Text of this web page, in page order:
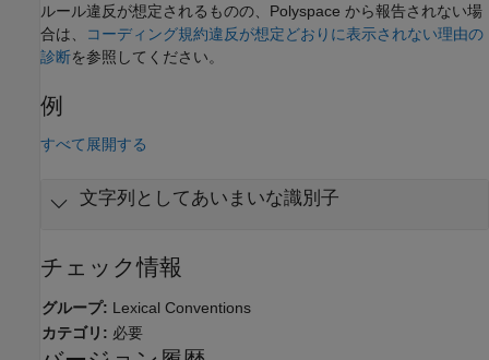
ルール違反が想定されるものの、Polyspace から報告されない場
合は、
コーディング規約違反が想定どおりに表示されない理由の
診断を参照してください。
例
すべて展開する
文字列としてあいまいな識別子
チェック情報
グループ: Lexical Conventions
カテゴリ: 必要